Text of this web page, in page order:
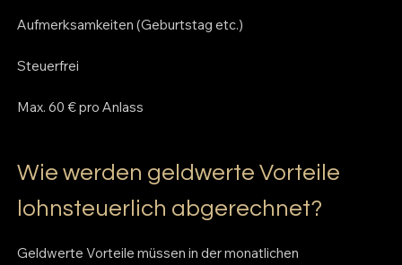
Aufmerksamkeiten (Geburtstag etc.)
Steuerfrei
Max. 60 € pro Anlass
Wie werden geldwerte Vorteile
lohnsteuerlich abgerechnet?
Geldwerte Vorteile müssen in der monatlichen